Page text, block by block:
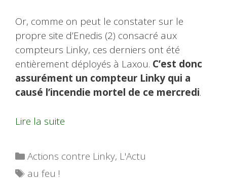
Or, comme on peut le constater sur le
propre site d’Enedis (2) consacré aux
compteurs Linky, ces derniers ont été
entièrement déployés à Laxou. C’est donc
assurément un compteur Linky qui a
causé l’incendie mortel de ce mercredi.
Lire la suite
Catégories
Actions contre Linky, L'Actu
Étiquettes
au feu !